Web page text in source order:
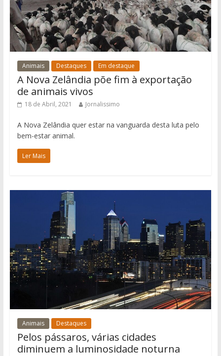
Animais Destaques Em destaque
A Nova Zelândia põe fim à exportação
de animais vivos
18 de Abril, 2021 Jornalissimo
A Nova Zelândia quer estar na vanguarda desta luta pelo
bem-estar animal.
Ler Mais
Animais Destaques
Pelos pássaros, várias cidades
diminuem a luminosidade noturna